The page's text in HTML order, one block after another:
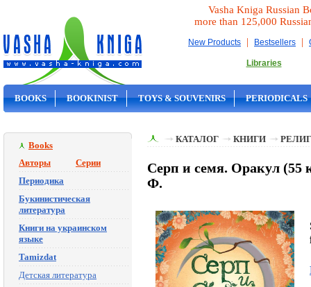
Vasha Kniga Russian
more than 125,000
New Products | Bestsellers |
Libraries
BOOKS BOOKINIST TOYS & SOUVENIRS PERIODICALS
Books
Авторы
Серии
Периодика
Букинистическая
литература
Книги на украинском
языке
Tamizdat
Детская литература
КАТАЛОГ КНИГИ
Серп и семя. Оракул (55
Ф.